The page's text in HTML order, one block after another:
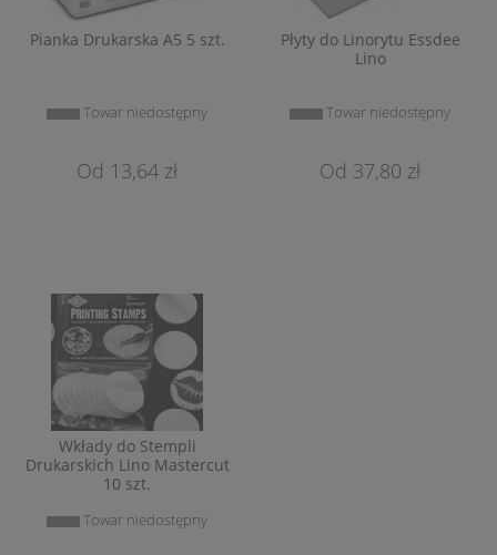
Pianka Drukarska A5 5 szt.
Towar niedostępny
13,64 zł
Płyty do Linorytu Essdee
Lino
Towar niedostępny
37,80 zł
Wkłady do Stempli
Drukarskich Lino Mastercut
10 szt.
Towar niedostępny